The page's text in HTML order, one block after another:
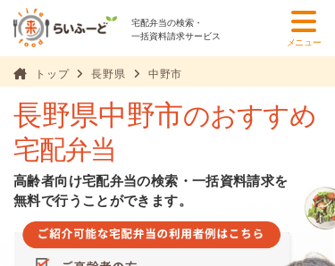
宅配弁当の検索・
一括資料請求サービス
メニュー
トップ 長野県 中野市
長野県中野市のおすすめ
宅配弁当
高齢者向け宅配弁当の検索・一括資料請求を
無料で行うことができます。